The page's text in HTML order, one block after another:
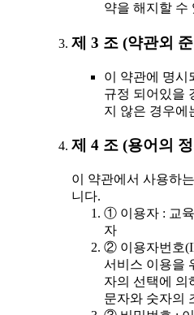
약을 해지할 수
제 3 조 (약관외
이 약관에 명시
규정 되어있을
지 않은 경우에
제 4 조 (용어의
이 약관에서 사용하
니다.
① 이용자 : 교
자
② 이용자번호
서비스 이용을
자의 선택에 의
문자와 숫자의